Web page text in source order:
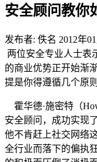
安全顾问教你
发布者: 佚名 2012年
两位安全专业人士表
的商业优势正开始渐
提是你得遵循几个原则
霍华德·施密特（
安全顾问，成功实现
他不肯赶上社交网络
全行业而落下的偏执